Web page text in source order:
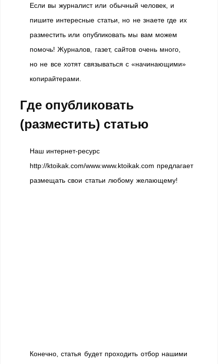
Если вы журналист или обычный человек, и
пишите интересные статьи, но не знаете где их
разместить или опубликовать мы вам можем
помочь! Журналов, газет, сайтов очень много,
но не все хотят связываться с «начинающими»
копирайтерами.
Где опубликовать
(разместить) статью
Наш интернет-ресурс
http://ktoikak.com/www.www.ktoikak.com предлагает
размещать свои статьи любому желающему!
Конечно, статья будет проходить отбор нашими